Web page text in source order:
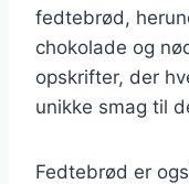
fedtebrød,
chokolade og
opskrifter, der
unikke smag til
Fedtebrød er